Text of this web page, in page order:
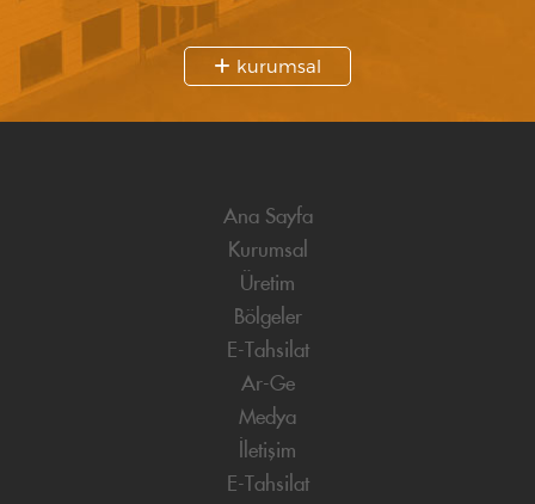
kurumsal
Ana Sayfa
Kurumsal
Üretim
Bölgeler
E-Tahsilat
Ar-Ge
Medya
İletişim
E-Tahsilat